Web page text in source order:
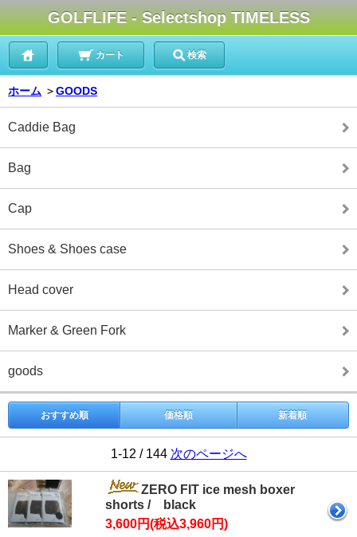
GOLFLIFE - Selectshop TIMELESS
カート 検索
ホーム ＞GOODS
Caddie Bag
Bag
Cap
Shoes & Shoes case
Head cover
Marker & Green Fork
goods
おすすめ順 価格順 新着順
1-12 / 144 次のページへ
ZERO FIT ice mesh boxer
shorts / black
3,600円(税込3,960円)